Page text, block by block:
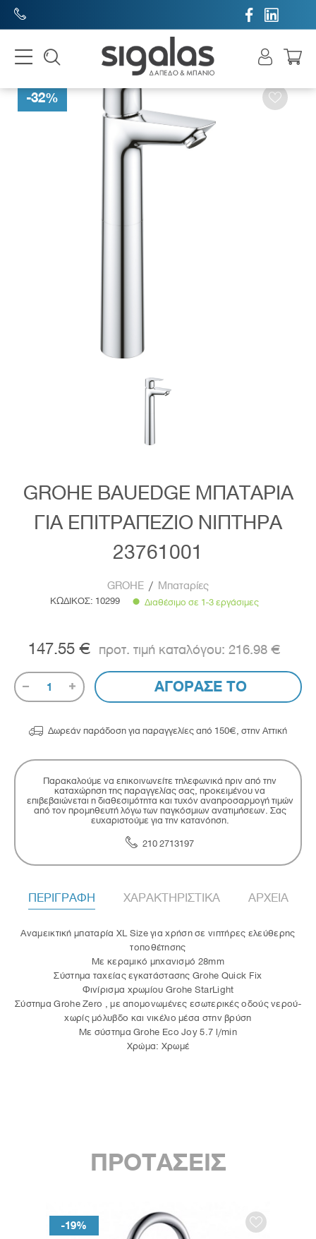
 
-32%
GROHE BAUEDGE ΜΠΑΤΑΡΙΑ
ΓΙΑ ΕΠΙΤΡΑΠΈΖΙΟ ΝΙΠΤΗΡΑ
23761001
GROHE / Μπαταρίες
ΚΩΔΙΚΟΣ: 10299 Διαθέσιμο σε 1-3 εργάσιμες
147.55 € 216.98 €
1 ΑΓΟΡΑΣΕ ΤΟ
 Δωρεάν παράδοση για παραγγελίες από 150€, στην Αττική
Παρακαλούμε να επικοινωνείτε τηλεφωνικά πριν από την
καταχώρηση της παραγγελίας σας, προκειμένου να
επιβεβαιώνεται η διαθεσιμότητα και τυχόν αναπροσαρμογή τιμών
από τον προμηθευτή λόγω των παγκόσμιων ανατιμήσεων. Σας
ευχαριστούμε για την κατανόηση.
210 2713197
ΠΕΡΙΓΡΑΦΗ ΧΑΡΑΚΤΗΡΙΣΤΙΚΑ ΑΡΧΕΙΑ
Αναμεικτική μπαταρία XL Size για χρήση σε νιπτήρες ελεύθερης
τοποθέτησης
Με κεραμικό μηχανισμό 28mm
Σύστημα ταχείας εγκατάστασης Grohe Quick Fix
Φινίρισμα χρωμίου Grohe StarLight
Σύστημα Grohe Zero , με απομονωμένες εσωτερικές οδούς νερού-
χωρίς μόλυβδο και νικέλιο μέσα στην βρύση
Με σύστημα Grohe Eco Joy 5.7 l/min
Χρώμα: Χρωμέ
ΠΡΟΤΑΣΕΙΣ
-19%